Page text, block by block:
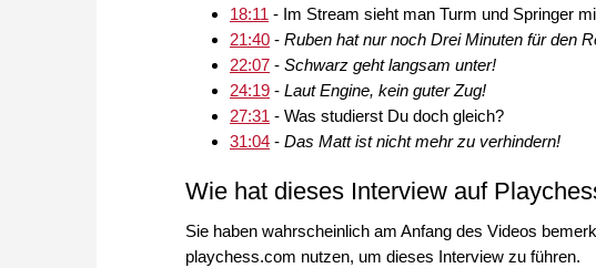
18:11 - Im Stream sieht man Turm und Springer
21:40 - Ruben hat nur noch Drei Minuten für den
22:07 - Schwarz geht langsam unter!
24:19 - Laut Engine, kein guter Zug!
27:31 - Was studierst Du doch gleich?
31:04 - Das Matt ist nicht mehr zu verhindern!
Wie hat dieses Interview auf
Sie haben wahrscheinlich am Anfang des Videos
playchess.com nutzen, um dieses Interview zu führen.